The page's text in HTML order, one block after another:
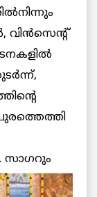
വിന്‍സെന്റ്
സാഗറും